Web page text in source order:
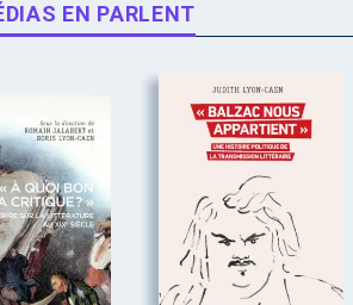
EN PARLENT